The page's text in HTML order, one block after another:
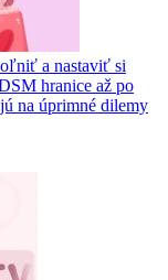
a nastaviť si
hranice až po
na úprimné dilemy